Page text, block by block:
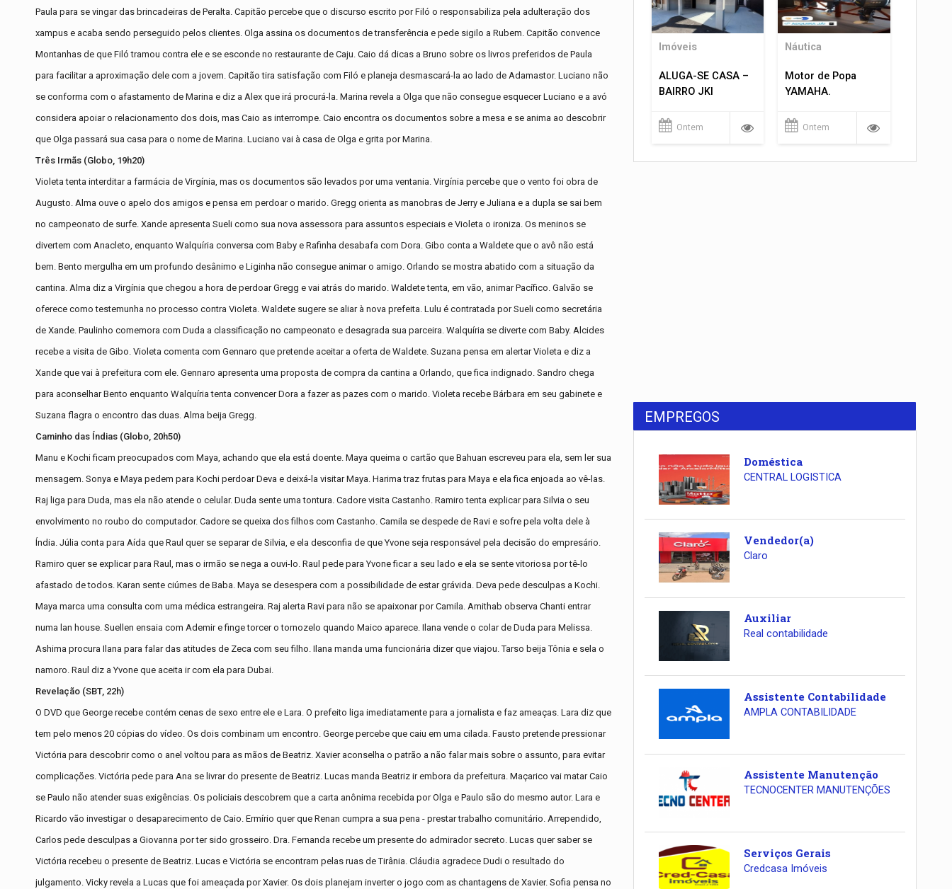
Paula para se vingar das brincadeiras de Peralta. Capitão percebe que o discurso escrito por Filó o responsabiliza pela adulteração dos
xampus e acaba sendo perseguido pelos clientes. Olga assina os documentos de transferência e pede sigilo a Rubem. Capitão convence
Montanhas de que Filó tramou contra ele e se esconde no restaurante de Caju. Caio dá dicas a Bruno sobre os livros preferidos de Paula
para facilitar a aproximação dele com a jovem. Capitão tira satisfação com Filó e planeja desmascará-la ao lado de Adamastor. Luciano não
se conforma com o afastamento de Marina e diz a Alex que irá procurá-la. Marina revela a Olga que não consegue esquecer Luciano e a avó
considera apoiar o relacionamento dos dois, mas Caio as interrompe. Caio encontra os documentos sobre a mesa e se anima ao descobrir
que Olga passará sua casa para o nome de Marina. Luciano vai à casa de Olga e grita por Marina.
Três Irmãs (Globo, 19h20)
Violeta tenta interditar a farmácia de Virgínia, mas os documentos são levados por uma ventania. Virgínia percebe que o vento foi obra de
Augusto. Alma ouve o apelo dos amigos e pensa em perdoar o marido. Gregg orienta as manobras de Jerry e Juliana e a dupla se sai bem
no campeonato de surfe. Xande apresenta Sueli como sua nova assessora para assuntos especiais e Violeta o ironiza. Os meninos se
divertem com Anacleto, enquanto Walquíria conversa com Baby e Rafinha desabafa com Dora. Gibo conta a Waldete que o avô não está
bem. Bento mergulha em um profundo desânimo e Liginha não consegue animar o amigo. Orlando se mostra abatido com a situação da
cantina. Alma diz a Virgínia que chegou a hora de perdoar Gregg e vai atrás do marido. Waldete tenta, em vão, animar Pacífico. Galvão se
oferece como testemunha no processo contra Violeta. Waldete sugere se aliar à nova prefeita. Lulu é contratada por Sueli como secretária
de Xande. Paulinho comemora com Duda a classificação no campeonato e desagrada sua parceira. Walquíria se diverte com Baby. Alcides
recebe a visita de Gibo. Violeta comenta com Gennaro que pretende aceitar a oferta de Waldete. Suzana pensa em alertar Violeta e diz a
Xande que vai à prefeitura com ele. Gennaro apresenta uma proposta de compra da cantina a Orlando, que fica indignado. Sandro chega
para aconselhar Bento enquanto Walquíria tenta convencer Dora a fazer as pazes com o marido. Violeta recebe Bárbara em seu gabinete e
Suzana flagra o encontro das duas. Alma beija Gregg.
Caminho das Índias (Globo, 20h50)
Manu e Kochi ficam preocupados com Maya, achando que ela está doente. Maya queima o cartão que Bahuan escreveu para ela, sem ler sua
mensagem. Sonya e Maya pedem para Kochi perdoar Deva e deixá-la visitar Maya. Harima traz frutas para Maya e ela fica enjoada ao vê-las.
Raj liga para Duda, mas ela não atende o celular. Duda sente uma tontura. Cadore visita Castanho. Ramiro tenta explicar para Silvia o seu
envolvimento no roubo do computador. Cadore se queixa dos filhos com Castanho. Camila se despede de Ravi e sofre pela volta dele à
Índia. Júlia conta para Aída que Raul quer se separar de Silvia, e ela desconfia de que Yvone seja responsável pela decisão do empresário.
Ramiro quer se explicar para Raul, mas o irmão se nega a ouvi-lo. Raul pede para Yvone ficar a seu lado e ela se sente vitoriosa por tê-lo
afastado de todos. Karan sente ciúmes de Baba. Maya se desespera com a possibilidade de estar grávida. Deva pede desculpas a Kochi.
Maya marca uma consulta com uma médica estrangeira. Raj alerta Ravi para não se apaixonar por Camila. Amithab observa Chanti entrar
numa lan house. Suellen ensaia com Ademir e finge torcer o tornozelo quando Maico aparece. Ilana vende o colar de Duda para Melissa.
Ashima procura Ilana para falar das atitudes de Zeca com seu filho. Ilana manda uma funcionária dizer que viajou. Tarso beija Tônia e sela o
namoro. Raul diz a Yvone que aceita ir com ela para Dubai.
Revelação (SBT, 22h)
O DVD que George recebe contém cenas de sexo entre ele e Lara. O prefeito liga imediatamente para a jornalista e faz ameaças. Lara diz que
tem pelo menos 20 cópias do vídeo. Os dois combinam um encontro. George percebe que caiu em uma cilada. Fausto pretende pressionar
Victória para descobrir como o anel voltou para as mãos de Beatriz. Xavier aconselha o patrão a não falar mais sobre o assunto, para evitar
complicações. Victória pede para Ana se livrar do presente de Beatriz. Lucas manda Beatriz ir embora da prefeitura. Maçarico vai matar Caio
se Paulo não atender suas exigências. Os policiais descobrem que a carta anônima recebida por Olga e Paulo são do mesmo autor. Lara e
Ricardo vão investigar o desaparecimento de Caio. Ermírio quer que Renan cumpra a sua pena - prestar trabalho comunitário. Arrependido,
Carlos pede desculpas a Giovanna por ter sido grosseiro. Dra. Fernanda recebe um presente do admirador secreto. Lucas quer saber se
Victória recebeu o presente de Beatriz. Lucas e Victória se encontram pelas ruas de Tirânia. Cláudia agradece Dudi o resultado do
julgamento. Vicky revela a Lucas que foi ameaçada por Xavier. Os dois planejam inverter o jogo com as chantagens de Xavier. Sofia pensa no
Imóveis
ALUGA-SE CASA –
BAIRRO JKI
Ontem
Náutica
Motor de Popa
YAMAHA.
Ontem
EMPREGOS
Doméstica
CENTRAL LOGISTICA
Vendedor(a)
Claro
Auxiliar
Real contabilidade
Assistente Contabilidade
AMPLA CONTABILIDADE
Assistente Manutenção
TECNOCENTER MANUTENÇÕES
Serviços Gerais
Credcasa Imóveis